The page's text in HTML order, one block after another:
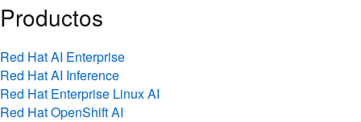
Productos
Red Hat AI Enterprise
Red Hat AI Inference
Red Hat Enterprise Linux AI
Red Hat OpenShift AI